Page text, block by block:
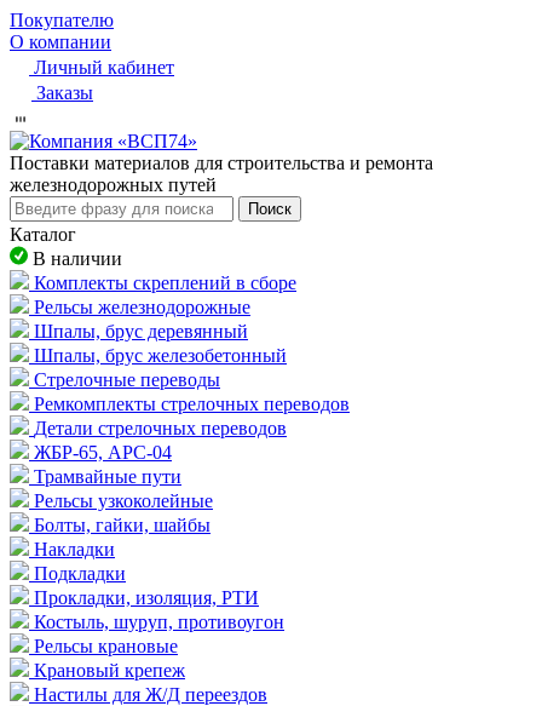
Покупателю
О компании
Личный кабинет
Заказы
Пocтaвки мaтepиaлoв для cтpoитeльcтвa и peмoнтa
жeлeзнoдopoжныx путeй
Поиск
Каталог
В наличии
Комплекты скреплений в сборе
Рельсы железнодорожные
Шпалы, брус деревянный
Шпалы, брус железобетонный
Стрелочные переводы
Ремкомплекты стрелочных переводов
Детали стрелочных переводов
ЖБР-65, АРС-04
Трамвайные пути
Рельсы узкоколейные
Болты, гайки, шайбы
Накладки
Подкладки
Прокладки, изоляция, РТИ
Костыль, шуруп, противоугон
Рельсы крановые
Крановый крепеж
Настилы для Ж/Д переездов